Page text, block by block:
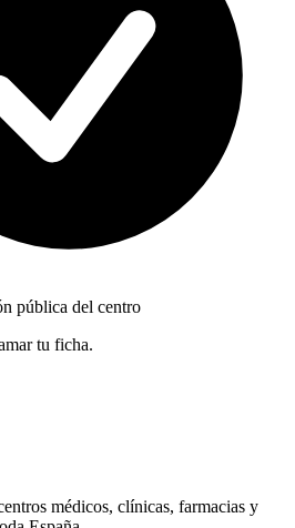
pública del centro
tu ficha.
médicos, clínicas, farmacias y